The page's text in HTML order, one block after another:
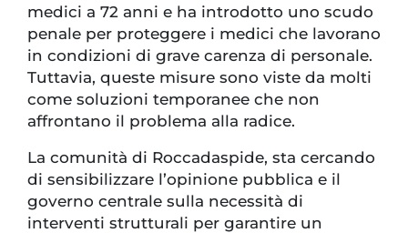
medici a 72 anni e ha introdotto uno scudo
penale per proteggere i medici che lavorano
in condizioni di grave carenza di personale.
Tuttavia, queste misure sono viste da molti
come soluzioni temporanee che non
affrontano il problema alla radice.
La comunità di Roccadaspide, sta cercando
di sensibilizzare l’opinione pubblica e il
governo centrale sulla necessità di
interventi strutturali per garantire un